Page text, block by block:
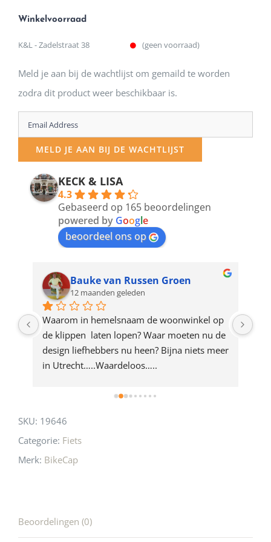
Winkelvoorraad
K&L - Zadelstraat 38 (geen voorraad)
Meld je aan bij de wachtlijst om gemaild te worden
zodra dit product weer beschikbaar is.
Enter
your
email
address
product
MELD JE AAN BIJ DE WACHTLIJST
KECK & LISA
4.3
Gebaseerd op 165 beoordelingen
powered by Google
beoordeel ons op
Bauke van Russen Groen
12 maanden geleden
Waarom in hemelsnaam de woonwinkel op
de klippen  laten lopen? Waar moeten nu de
design liefhebbers nu heen? Bijna niets meer
in Utrecht…..Waardeloos…..
SKU: 19646
Categorie: Fiets
Merk: BikeCap
Beoordelingen (0)